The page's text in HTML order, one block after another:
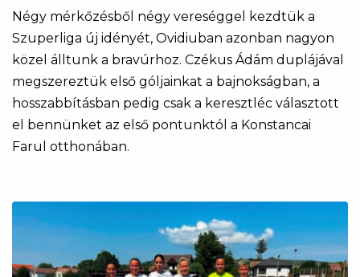
Négy mérkőzésből négy vereséggel kezdtük a
Szuperliga új idényét, Ovidiuban azonban nagyon
közel álltunk a bravúrhoz. Czékus Ádám duplájával
megszereztük első góljainkat a bajnokságban, a
hosszabbításban pedig csak a keresztléc választott
el bennünket az első pontunktól a Konstancai
Farul otthonában.